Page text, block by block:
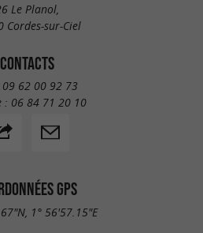
Le Planol,
Cordes-sur-Ciel
CONTACTS
09 62 00 92 73
: 06 84 71 20 10
GPS
1° 56'57.15"E